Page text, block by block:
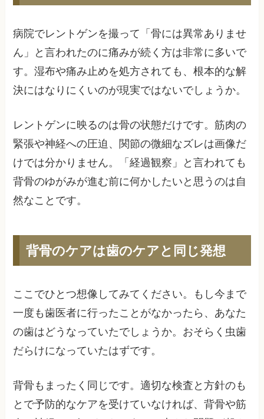
病院でレントゲンを撮って「骨には異常ありませ
ん」と言われたのに痛みが続く方は非常に多いで
す。湿布や痛み止めを処方されても、根本的な解
決にはなりにくいのが現実ではないでしょうか。
レントゲンに映るのは骨の状態だけです。筋肉の
緊張や神経への圧迫、関節の微細なズレは画像だ
けでは分かりません。「経過観察」と言われても
背骨のゆがみが進む前に何かしたいと思うのは自
然なことです。
背骨のケアは歯のケアと同じ発想
ここでひとつ想像してみてください。もし今まで
一度も歯医者に行ったことがなかったら、あなた
の歯はどうなっていたでしょうか。おそらく虫歯
だらけになっていたはずです。
背骨もまったく同じです。適切な検査と方針のも
とで予防的なケアを受けていなければ、背骨や筋